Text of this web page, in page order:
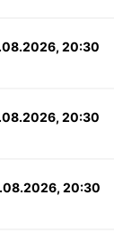
20:30
20:30
20:30